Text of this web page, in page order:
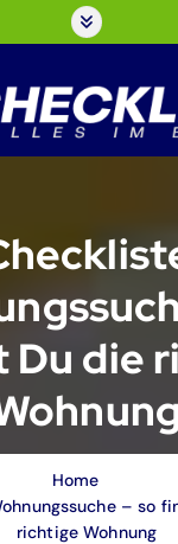
die
Home
– so
richtige Wohnung